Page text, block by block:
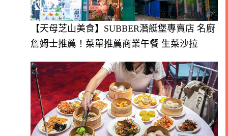
【天母芝山美食】SUBBER潛艇堡專賣店 名廚
詹姆士推薦！菜單推薦商業午餐 生菜沙拉